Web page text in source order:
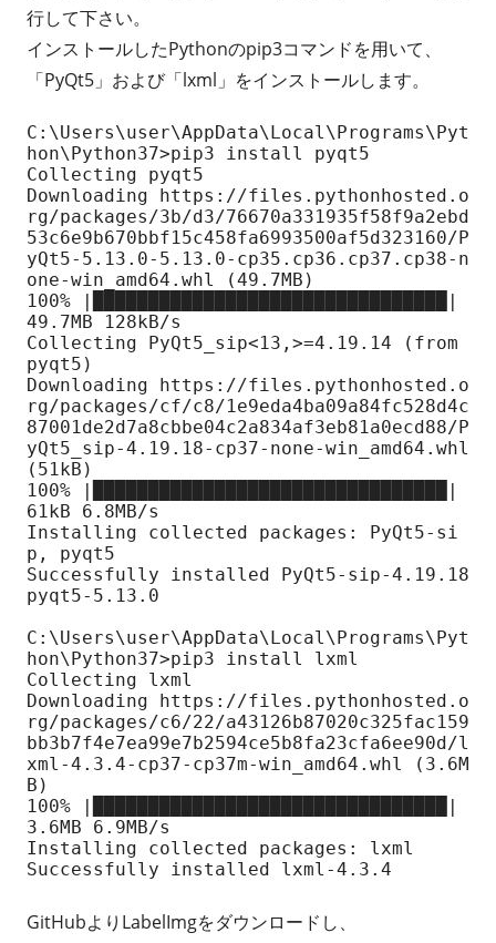
行して下さい。
インストールしたPythonのpip3コマンドを用いて、
「PyQt5」および「lxml」をインストールします。
C:\Users\user\AppData\Local\Programs\Pyt
hon\Python37>pip3 install pyqt5
Collecting pyqt5
Downloading https://files.pythonhosted.o
rg/packages/3b/d3/76670a331935f58f9a2ebd
53c6e9b670bbf15c458fa6993500af5d323160/P
yQt5-5.13.0-5.13.0-cp35.cp36.cp37.cp38-n
one-win_amd64.whl (49.7MB)
100% |████████████████████████████████|
49.7MB 128kB/s
Collecting PyQt5_sip<13,>=4.19.14 (from
pyqt5)
Downloading https://files.pythonhosted.o
rg/packages/cf/c8/1e9eda4ba09a84fc528d4c
87001de2d7a8cbbe04c2a834af3eb81a0ecd88/P
yQt5_sip-4.19.18-cp37-none-win_amd64.whl
(51kB)
100% |████████████████████████████████|
61kB 6.8MB/s
Installing collected packages: PyQt5-si
p, pyqt5
Successfully installed PyQt5-sip-4.19.18
pyqt5-5.13.0
C:\Users\user\AppData\Local\Programs\Pyt
hon\Python37>pip3 install lxml
Collecting lxml
Downloading https://files.pythonhosted.o
rg/packages/c6/22/a43126b87020c325fac159
bb3b7f4e7ea99e7b2594ce5b8fa23cfa6ee90d/l
xml-4.3.4-cp37-cp37m-win_amd64.whl (3.6M
B)
100% |████████████████████████████████|
3.6MB 6.9MB/s
Installing collected packages: lxml
Successfully installed lxml-4.3.4
GitHubよりLabelImgをダウンロードし、